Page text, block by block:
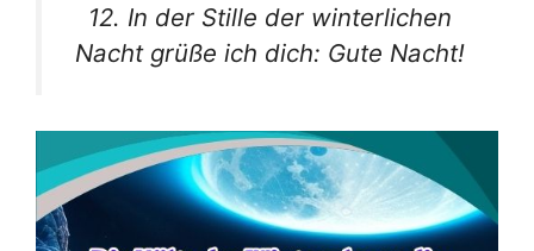
12. In der Stille der winterlichen
Nacht grüße ich dich: Gute Nacht!